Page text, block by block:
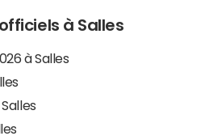
à Salles
à Salles